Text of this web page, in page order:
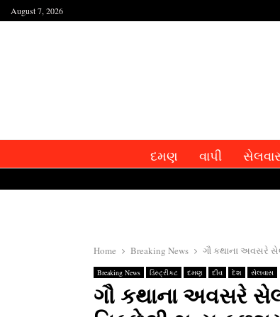
August 7, 2026
દમણ વાપી
Home Breaking News ગૌ કથાના અવસરે
Breaking News ડિસ્ટ્રીકટ દમણ દીવ દેશ સેલવાસ
ગૌ કથાના અવસરે